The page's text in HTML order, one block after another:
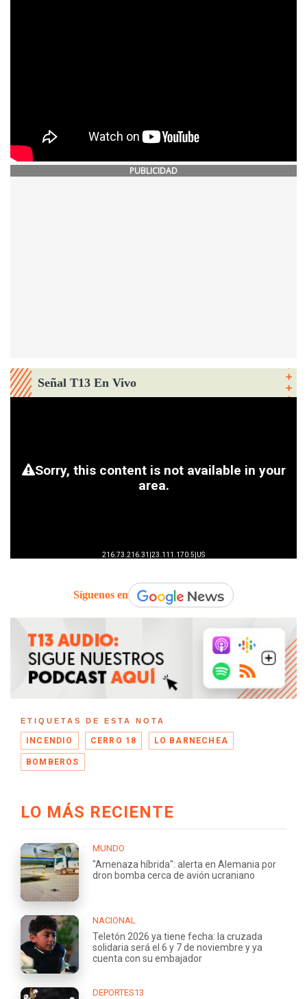
PUBLICIDAD
Señal T13 En Vivo
Síguenos en
ETIQUETAS DE ESTA NOTA
INCENDIO CERRO 18 LO BARNECHEA
BOMBEROS
LO MÁS RECIENTE
MUNDO
"Amenaza híbrida": alerta en Alemania por
dron bomba cerca de avión ucraniano
NACIONAL
Teletón 2026 ya tiene fecha: la cruzada
solidaria será el 6 y 7 de noviembre y ya
cuenta con su embajador
DEPORTES13